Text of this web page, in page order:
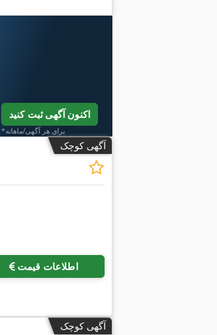
اکنون آگهی ثبت کنید
*برای هر آگهی/ماهانه
آگهی کوچک
اطلاعات قیمت
آگهی کوچک